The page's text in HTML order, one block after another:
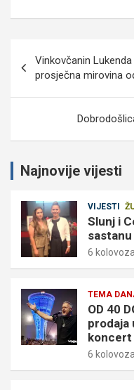
objava
Vinkovčanin Lukenda
prosječna mirovina
Najnovije vijesti
VIJESTI
Slunj i
sastanu
6
TEMA
OD 40
prodaja
koncert
6